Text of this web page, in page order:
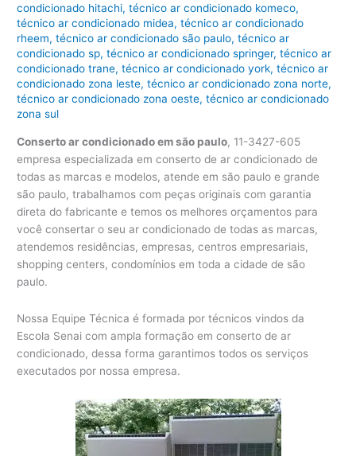
condicionado hitachi,técnico ar condicionado komeco,
técnico ar condicionado midea,técnico ar condicionado
rheem,técnico ar condicionado são paulo,técnico ar
condicionado sp,técnico ar condicionado springer,técnico ar
condicionado trane,técnico ar condicionado york,técnico ar
condicionado zona leste,técnico ar condicionado zona norte,
técnico ar condicionado zona oeste,técnico ar condicionado
zona sul
Conserto ar condicionado em são paulo, 11-3427-605
empresa especializada em conserto de ar condicionado de
todas as marcas e modelos, atende em são paulo e grande
são paulo, trabalhamos com peças originais com garantia
direta do fabricante e temos os melhores orçamentos para
você consertar o seu ar condicionado de todas as marcas,
atendemos residências, empresas, centros empresariais,
shopping centers, condomínios em toda a cidade de são
paulo.
Nossa Equipe Técnica é formada por técnicos vindos da
Escola Senai com ampla formação em conserto de ar
condicionado, dessa forma garantimos todos os serviços
executados por nossa empresa.